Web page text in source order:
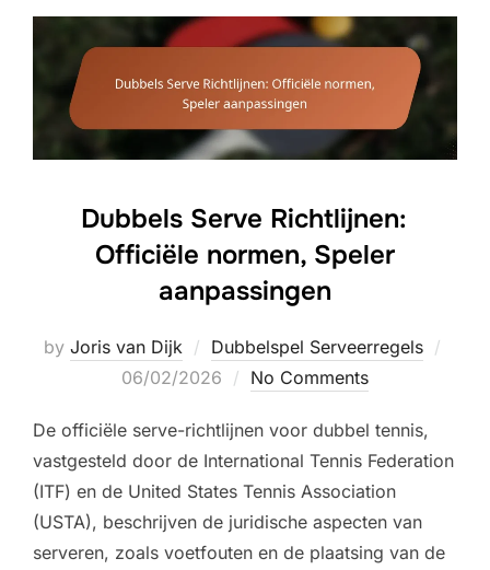
Dubbels Serve Richtlijnen:
Officiële normen, Speler
aanpassingen
by Joris van Dijk Dubbelspel Serveerregels
06/02/2026 No Comments
De officiële serve-richtlijnen voor dubbel tennis,
vastgesteld door de International Tennis Federation
(ITF) en de United States Tennis Association
(USTA), beschrijven de juridische aspecten van
serveren, zoals voetfouten en de plaatsing van de